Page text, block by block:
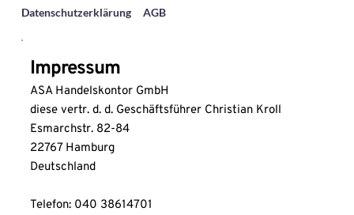
Datenschutzerklärung
AGB
Impressum
ASA Handelskontor GmbH
diese vertr. d. d. Geschäftsführer Christian Kroll
Esmarchstr. 82-84
22767 Hamburg
Deutschland
Telefon: 040 38614701